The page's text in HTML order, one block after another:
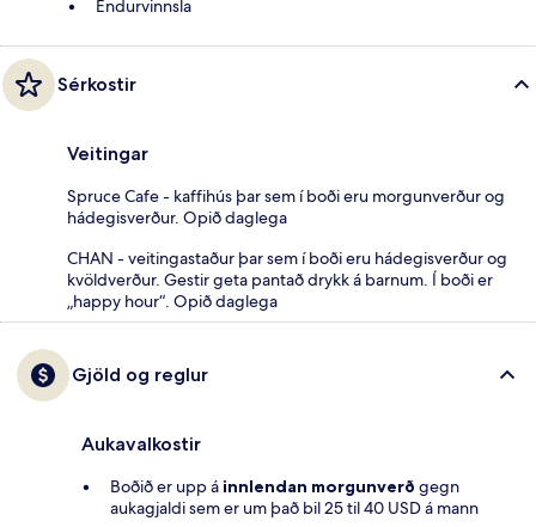
Endurvinnsla
Sérkostir
Veitingar
Spruce Cafe - kaffihús þar sem í boði eru morgunverður og
hádegisverður. Opið daglega
CHAN - veitingastaður þar sem í boði eru hádegisverður og
kvöldverður. Gestir geta pantað drykk á barnum. Í boði er
„happy hour“. Opið daglega
Gjöld og reglur
Aukavalkostir
Boðið er upp áinnlendan morgunverð gegn
aukagjaldi sem er um það bil 25 til 40 USD á mann